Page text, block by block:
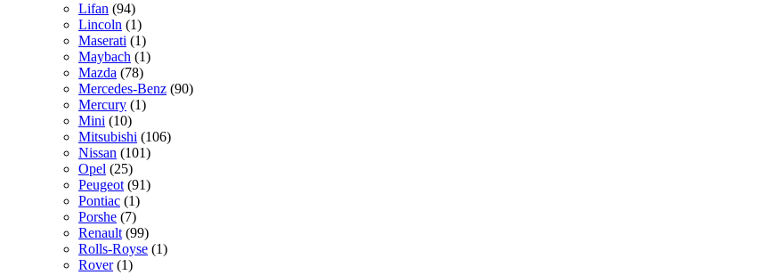
Lifan (94)
Lincoln (1)
Maserati (1)
Maybach (1)
Mazda (78)
Mercedes-Benz (90)
Mercury (1)
Mini (10)
Mitsubishi (106)
Nissan (101)
Opel (25)
Peugeot (91)
Pontiac (1)
Porshe (7)
Renault (99)
Rolls-Royse (1)
Rover (1)